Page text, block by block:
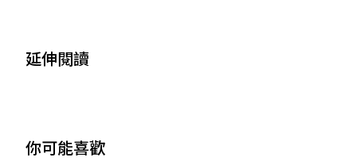
延伸閱讀
你可能喜歡